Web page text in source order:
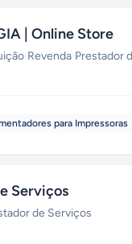
| Online Store
·Revenda·Prestador
para Impressoras
Serviços
de Serviços